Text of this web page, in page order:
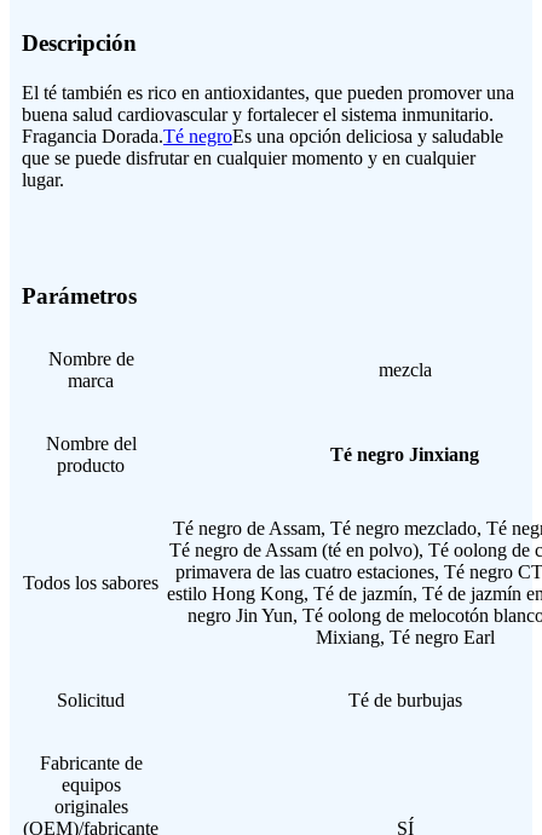
Descripción
El té también es rico en antioxidantes, que pueden promover una
buena salud cardiovascular y fortalecer el sistema inmunitario.
Fragancia Dorada.Té negroEs una opción deliciosa y saludable
que se puede disfrutar en cualquier momento y en cualquier
lugar.
Parámetros
Nombre de
marca
mezcla
Nombre del
producto
Té negro Jinxiang
Todos los sabores
Té negro de Assam, Té negro mezclado, Té
Té negro de Assam (té en polvo), Té oolong de
primavera de las cuatro estaciones, Té negro
estilo Hong Kong, Té de jazmín, Té de jazmín
negro Jin Yun, Té oolong de melocotón
Mixiang, Té negro Earl
Solicitud Té de burbujas
Fabricante de
equipos
originales
(OEM)/fabricante
SÍ